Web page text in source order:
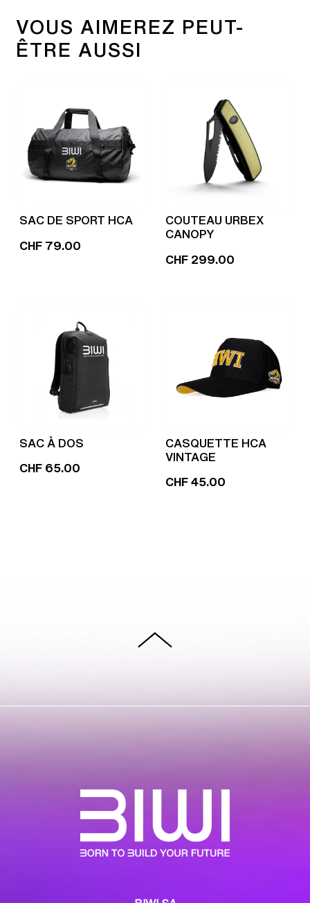
VOUS AIMEREZ PEUT-
ÊTRE AUSSI
SAC DE SPORT HCA
CHF79.00
COUTEAU URBEX
CANOPY
CHF 299.00
SAC À DOS
CHF65.00
CASQUETTE HCA
VINTAGE
CHF45.00